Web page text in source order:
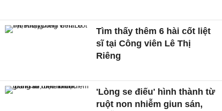
Tìm thấy thêm 6 hài cốt liệt
sĩ tại Công viên Lê Thị
Riêng
'Lòng se điếu' hình thành từ
ruột non nhiễm giun sán,